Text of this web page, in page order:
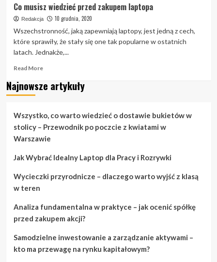
Chcesz
lepiej
Przeczytaj
tę
poradę
modzie
Co musisz wiedzieć przed zakupem laptopa
Redakcja 10 grudnia, 2020
Wszechstronność, jaką zapewniają laptopy, jest jedną z cech,
które sprawiły, że stały się one tak popularne w ostatnich
latach. Jednakże,...
Read MoreRead
about
przed
zakupem
laptopa
Najnowsze artykuły
Wszystko, co warto wiedzieć o dostawie bukietów w
stolicy – Przewodnik po poczcie z kwiatami w
Warszawie
Jak Wybrać Idealny Laptop dla Pracy i Rozrywki
Wycieczki przyrodnicze – dlaczego warto wyjść z klasą
w teren
Analiza fundamentalna w praktyce – jak ocenić spółkę
przed zakupem akcji?
Samodzielne inwestowanie a zarządzanie aktywami –
kto ma przewagę na rynku kapitałowym?